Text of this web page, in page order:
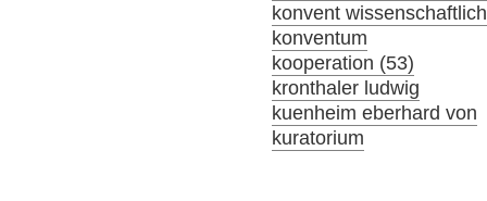
konvent
konventum
kooperation (53)
kronthaler ludwig
kuenheim eberhard von
kuratorium